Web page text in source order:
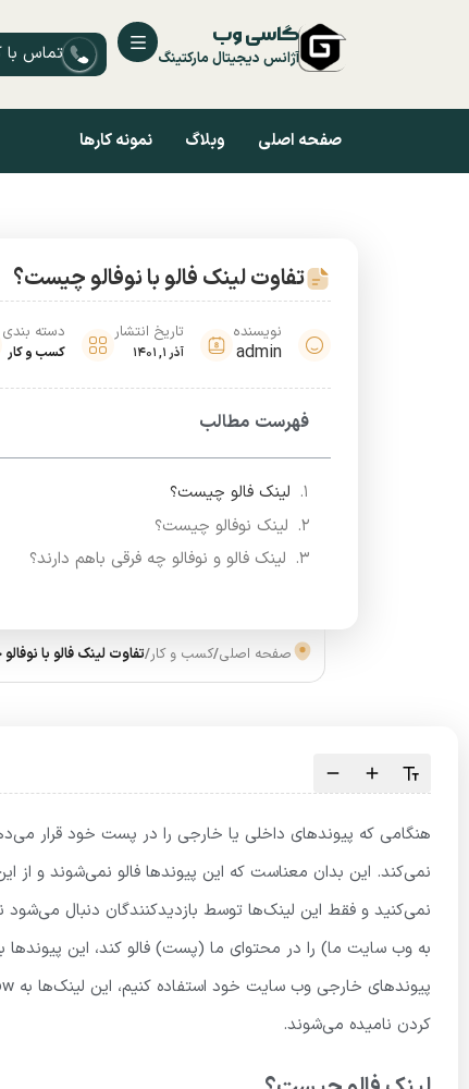
گاسی وب
آژانس دیجیتال مارکتینگ تماس با
صفحه اصلی وبلاگ نمونه کارها
تفاوت لینک فالو با نوفالو چیست؟
نویسنده
admin
تاریخ انتشار
آذر 1, 1401
دسته بندی
کسب و کار
فهرست مطالب
لینک فالو چیست؟
لینک نوفالو چیست؟
لینک فالو و نوفالو چه فرقی باهم دارند؟
صفحه اصلی/کسب و کار/تفاوت لینک فالو با
نمی‌کنید و فقط این لینک‌ها توسط بازدیدکنندگان دنبال
کردن نامیده می‌شوند.